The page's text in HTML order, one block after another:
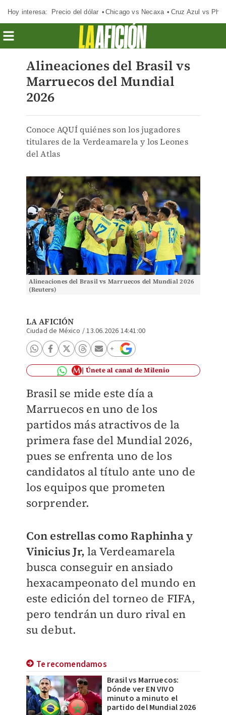
Hoy interesa: Precio del dólar Chicago vs Necaxa Cruz Azul vs
Alineaciones del Brasil vs
Marruecos del Mundial
2026
Conoce AQUÍ quiénes son los jugadores
titulares de la Verdeamarela y los Leones
del Atlas
Alineaciones del Brasil vs Marruecos del Mundial 2026
(Reuters)
LA AFICIÓN
Ciudad de México /13.06.2026 14:41:00
Únete al canal de Milenio
Brasil se mide este día a
Marruecos en uno de los
partidos más atractivos de la
primera fase del Mundial 2026,
pues se enfrenta uno de los
candidatos al título ante uno de
los equipos que prometen
sorprender.
Con estrellas como Raphinha y
Vinicius Jr, la Verdeamarela
busca conseguir en ansiado
hexacampeonato del mundo en
este edición del torneo de FIFA,
pero tendrán un duro rival en
su debut.
Te recomendamos
Brasil vs Marruecos:
Dónde ver EN VIVO
minuto a minuto el
partido del Mundial 2026